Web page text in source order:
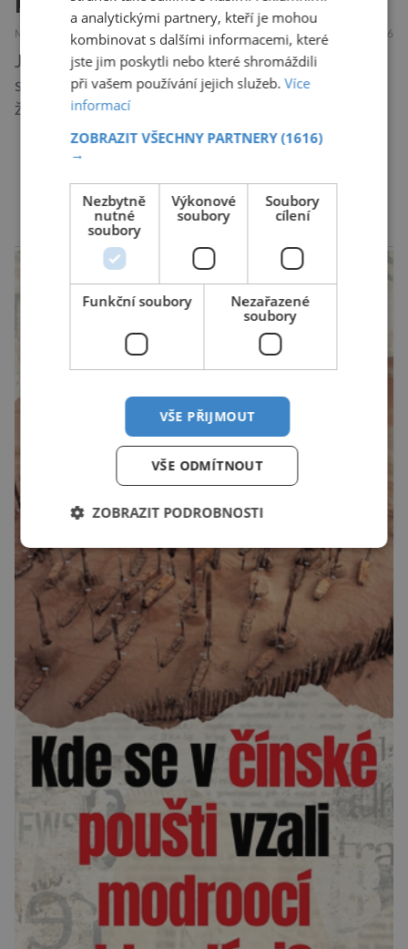
MEDICÍNA ZAJÍMAVOSTI 28.7.2026
Jsou lidé, kteří ať se snaží, jak chtějí, na
schůzku nikdy nedorazí včas. A to i když vědí,
že je nedochvilnost vnímána jako bezohlednost
či projev nedostatečné úcty k protistraně.
Nejnovější průzkumy ukazují, že za to lidé, kteří
chodí chronicky pozdě, možná úplně nemohou.
Jaké jsou nejčastější příčiny nedochvilnosti? A
dá se s ní bojovat? […]
DALŠÍ ČLÁNKY ›
a analytickými partnery, kteří je mohou
kombinovat s dalšími informacemi, které
jste jim poskytli nebo které shromáždili
při vašem používání jejich služeb.Více
informací
ZOBRAZIT VŠECHNY PARTNERY(1616)
→
Nezbytně
nutné
soubory
Výkonové
soubory
Soubory
cílení
Funkční soubory
Nezařazené
soubory
VŠE PŘIJMOUT
VŠE ODMÍTNOUT
ZOBRAZIT PODROBNOSTI